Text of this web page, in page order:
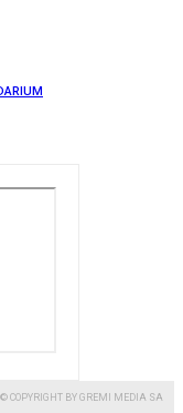
© COPYRIGHT BY GREMI MEDIA SA